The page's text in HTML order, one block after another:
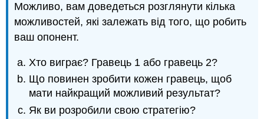
Можливо, вам доведеться розглянути кілька
можливостей, які залежать від того, що робить
ваш опонент.
Хто виграє? Гравець 1 або гравець 2?
Що повинен зробити кожен гравець, щоб
мати найкращий можливий результат?
Як ви розробили свою стратегію?